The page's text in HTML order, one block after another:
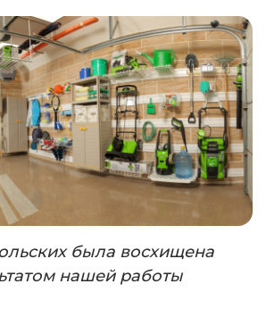
была восхищена
нашей работы